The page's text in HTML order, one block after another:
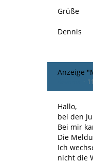
Grüße
Dennis
Anzeige
Hallo,
bei den
Bei mir
Die
Ich
nicht die